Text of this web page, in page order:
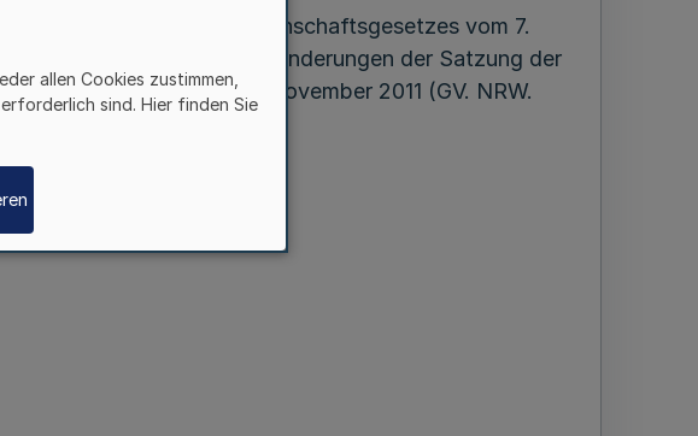
1 des Emschergenossenschaftsgesetzes vom 7.
November 2017 folgende Änderungen der Satzung der
die Satzung vom 18. November 2011 (GV. NRW.
allen Cookies zustimmen,
sind. Hier finden Sie